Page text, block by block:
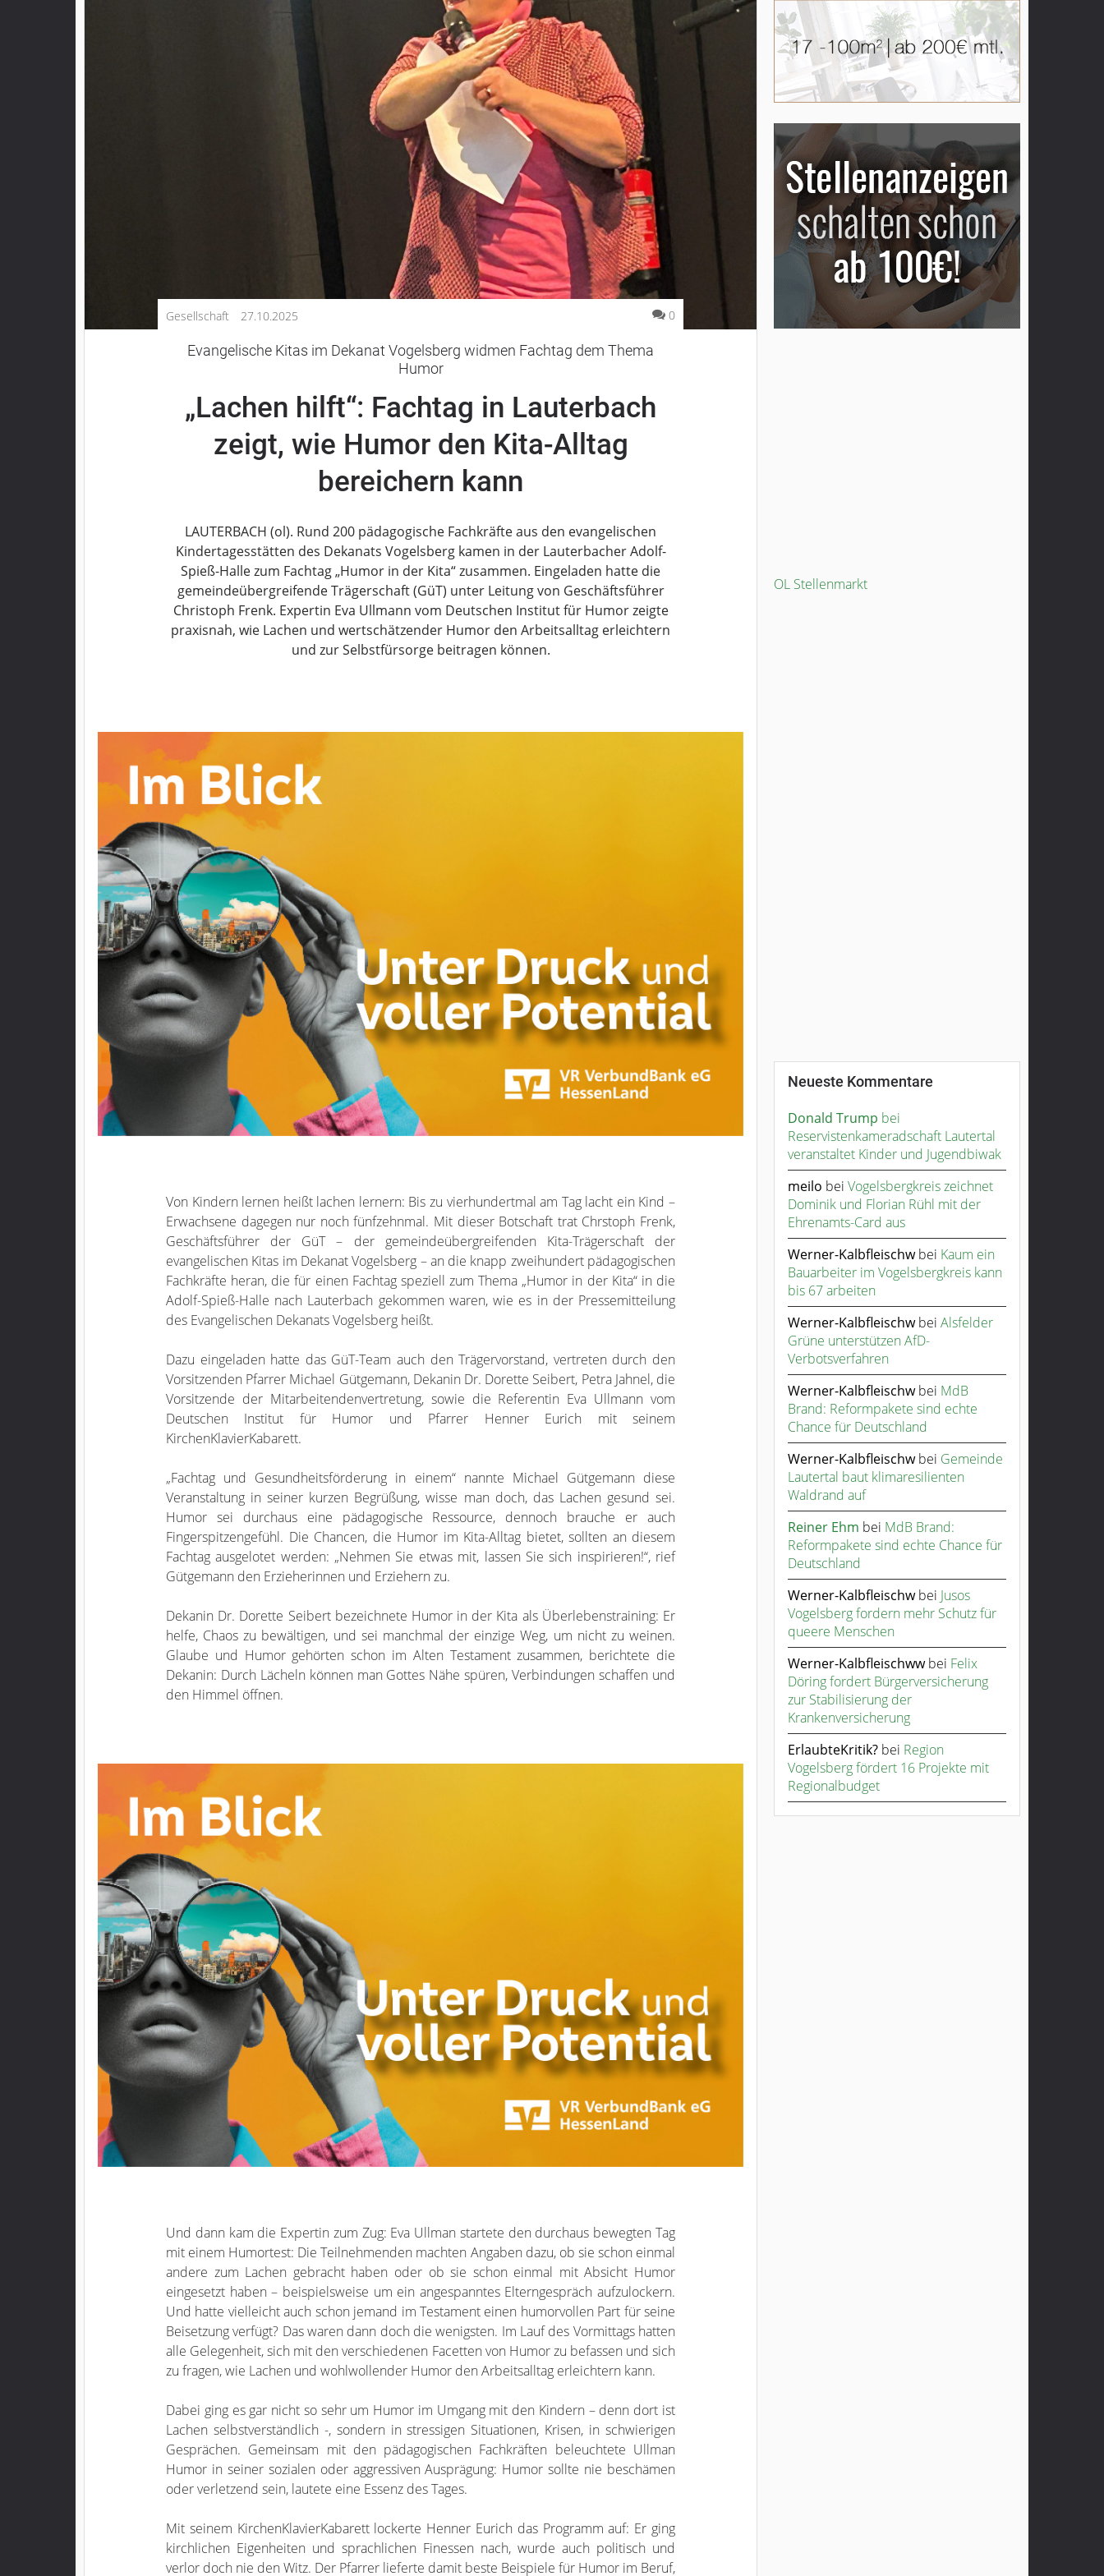
Datenschutzerklärung
Gesellschaft 27.10.2025 0
Evangelische Kitas im Dekanat Vogelsberg widmen Fachtag dem Thema
Humor
„Lachen hilft“: Fachtag in Lauterbach
zeigt, wie Humor den Kita-Alltag
bereichern kann
LAUTERBACH (ol). Rund 200 pädagogische Fachkräfte aus den evangelischen
Kindertagesstätten des Dekanats Vogelsberg kamen in der Lauterbacher Adolf-
Spieß-Halle zum Fachtag „Humor in der Kita“ zusammen. Eingeladen hatte die
gemeindeübergreifende Trägerschaft (GüT) unter Leitung von Geschäftsführer
Christoph Frenk. Expertin Eva Ullmann vom Deutschen Institut für Humor zeigte
praxisnah, wie Lachen und wertschätzender Humor den Arbeitsalltag erleichtern
und zur Selbstfürsorge beitragen können.
Von Kindern lernen heißt lachen lernern: Bis zu vierhundertmal am Tag lacht ein Kind –
Erwachsene dagegen nur noch fünfzehnmal. Mit dieser Botschaft trat Chrstoph Frenk,
Geschäftsführer der GüT – der gemeindeübergreifenden Kita-Trägerschaft der
evangelischen Kitas im Dekanat Vogelsberg – an die knapp zweihundert pädagogischen
Fachkräfte heran, die für einen Fachtag speziell zum Thema „Humor in der Kita“ in die
Adolf-Spieß-Halle nach Lauterbach gekommen waren, wie es in der Pressemitteilung
des Evangelischen Dekanats Vogelsberg heißt.
Dazu eingeladen hatte das GüT-Team auch den Trägervorstand, vertreten durch den
Vorsitzenden Pfarrer Michael Gütgemann, Dekanin Dr. Dorette Seibert, Petra Jahnel, die
Vorsitzende der Mitarbeitendenvertretung, sowie die Referentin Eva Ullmann vom
Deutschen Institut für Humor und Pfarrer Henner Eurich mit seinem
KirchenKlavierKabarett.
„Fachtag und Gesundheitsförderung in einem“ nannte Michael Gütgemann diese
Veranstaltung in seiner kurzen Begrüßung, wisse man doch, das Lachen gesund sei.
Humor sei durchaus eine pädagogische Ressource, dennoch brauche er auch
Fingerspitzengefühl. Die Chancen, die Humor im Kita-Alltag bietet, sollten an diesem
Fachtag ausgelotet werden: „Nehmen Sie etwas mit, lassen Sie sich inspirieren!“, rief
Gütgemann den Erzieherinnen und Erziehern zu.
Dekanin Dr. Dorette Seibert bezeichnete Humor in der Kita als Überlebenstraining: Er
helfe, Chaos zu bewältigen, und sei manchmal der einzige Weg, um nicht zu weinen.
Glaube und Humor gehörten schon im Alten Testament zusammen, berichtete die
Dekanin: Durch Lächeln können man Gottes Nähe spüren, Verbindungen schaffen und
den Himmel öffnen.
Und dann kam die Expertin zum Zug: Eva Ullman startete den durchaus bewegten Tag
mit einem Humortest: Die Teilnehmenden machten Angaben dazu, ob sie schon einmal
andere zum Lachen gebracht haben oder ob sie schon einmal mit Absicht Humor
eingesetzt haben – beispielsweise um ein angespanntes Elterngespräch aufzulockern.
Und hatte vielleicht auch schon jemand im Testament einen humorvollen Part für seine
Beisetzung verfügt? Das waren dann doch die wenigsten. Im Lauf des Vormittags hatten
alle Gelegenheit, sich mit den verschiedenen Facetten von Humor zu befassen und sich
zu fragen, wie Lachen und wohlwollender Humor den Arbeitsalltag erleichtern kann.
Dabei ging es gar nicht so sehr um Humor im Umgang mit den Kindern – denn dort ist
Lachen selbstverständlich -, sondern in stressigen Situationen, Krisen, in schwierigen
Gesprächen. Gemeinsam mit den pädagogischen Fachkräften beleuchtete Ullman
Humor in seiner sozialen oder aggressiven Ausprägung: Humor sollte nie beschämen
oder verletzend sein, lautete eine Essenz des Tages.
Mit seinem KirchenKlavierKabarett lockerte Henner Eurich das Programm auf: Er ging
kirchlichen Eigenheiten und sprachlichen Finessen nach, wurde auch politisch und
verlor doch nie den Witz. Der Pfarrer lieferte damit beste Beispiele für Humor im Beruf,
OL Stellenmarkt
Neueste Kommentare
Donald Trump bei
Reservistenkameradschaft Lautertal
veranstaltet Kinder und Jugendbiwak
meilo bei Vogelsbergkreis zeichnet
Dominik und Florian Rühl mit der
Ehrenamts-Card aus
Werner-Kalbfleischwbei Kaum ein
Bauarbeiter im Vogelsbergkreis kann
bis 67 arbeiten
Werner-Kalbfleischwbei Alsfelder
Grüne unterstützen AfD-
Verbotsverfahren
Werner-Kalbfleischwbei MdB
Brand: Reformpakete sind echte
Chance für Deutschland
Werner-Kalbfleischwbei Gemeinde
Lautertal baut klimaresilienten
Waldrand auf
Reiner Ehm bei MdB Brand:
Reformpakete sind echte Chance für
Deutschland
Werner-Kalbfleischwbei Jusos
Vogelsberg fordern mehr Schutz für
queere Menschen
Werner-Kalbfleischwwbei Felix
Döring fordert Bürgerversicherung
zur Stabilisierung der
Krankenversicherung
ErlaubteKritik? bei Region
Vogelsberg fördert 16 Projekte mit
Regionalbudget